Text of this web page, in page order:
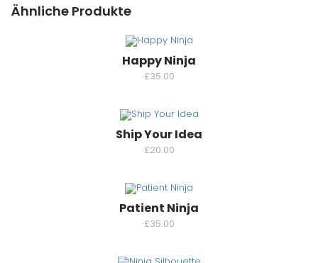
Ähnliche Produkte
Happy Ninja
£35.00
Ship Your Idea
£20.00
Patient Ninja
£35.00